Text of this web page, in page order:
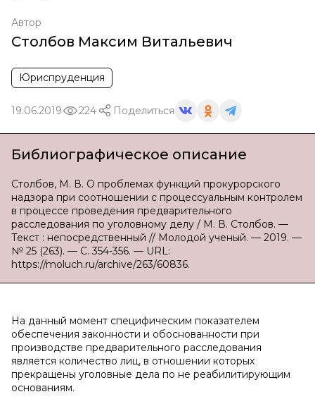
Автор
Столбов Максим Витальевич
Юриспруденция
19.06.2019 224 Поделиться
Библиографическое описание
Столбов, М. В. О проблемах функций прокурорского
надзора при соотношении с процессуальным контролем
в процессе проведения предварительного
расследования по уголовному делу / М. В. Столбов. —
Текст : непосредственный // Молодой ученый. — 2019. —
№ 25 (263). — С. 354-356. — URL:
https://moluch.ru/archive/263/60836.
На данный момент специфическим показателем
обеспечения законности и обоснованности при
производстве предварительного расследования
является количество лиц, в отношении которых
прекращены уголовные дела по не реабилитирующим
основаниям.